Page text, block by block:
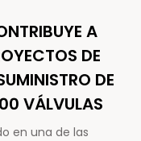
A
DE
DE
VÁLVULAS
en una de las